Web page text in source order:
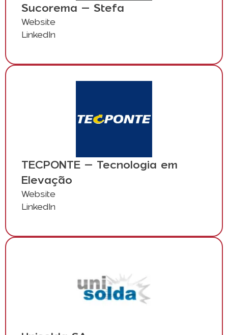
Sucorema – Stefa
Website
LinkedIn
TECPONTE – Tecnologia em
Elevação
Website
LinkedIn